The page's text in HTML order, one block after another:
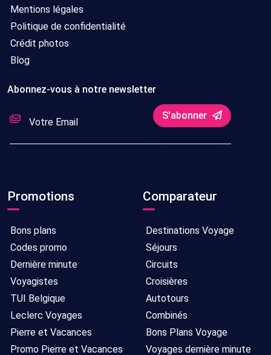
Mentions légales
Politique de confidentialité
Crédit photos
Blog
Abonnez-vous à notre newsletter
S'abonner
Promotions
Bons plans
Codes promo
Dernière minute
Voyagistes
TUI Belgique
Leclerc Voyages
Pierre et Vacances
Promo Pierre et Vacances
Comparateur
Destinations Voyage
Séjours
Circuits
Croisières
Autotours
Combinés
Bons Plans Voyage
Voyages dernière minute